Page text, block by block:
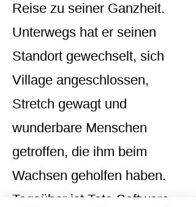
Reise zu seiner Ganzheit.
Unterwegs hat er seinen
Standort gewechselt, sich
Village angeschlossen,
Stretch gewagt und
wunderbare Menschen
getroffen, die ihm beim
Wachsen geholfen haben.
Tagsüber ist Tate Software-